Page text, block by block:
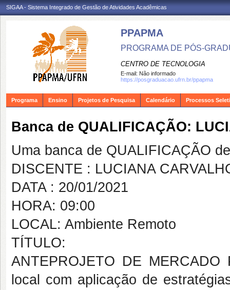
SIGAA - Sistema Integrado de Gestão de Atividades Acadêmicas
PPAPMA
PROGRAMA DE PÓS-
CENTRO DE TECNOLOGIA
E-mail: Não informado
https://posgraduacao.ufrn.br/ppapma
Programa Ensino Projetos de Pesquisa Calendário Processos
Banca de QUALIFICAÇÃO:
Uma banca de QUALIFICAÇÃO
DISCENTE : LUCIANA
DATA : 20/01/2021
HORA: 09:00
LOCAL: Ambiente Remoto
TÍTULO:
ANTEPROJETO DE
local com aplicação de